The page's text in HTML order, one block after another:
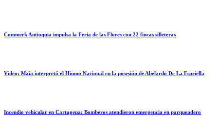
Commerk Antioquia impulsa la Feria de las Flores con 22 fincas silleteras
Video: Maía interpretó el Himno Nacional en la posesión de Abelardo De La Espriella
Incendio vehicular en Cartagena: Bomberos atendieron emergencia en parqueadero